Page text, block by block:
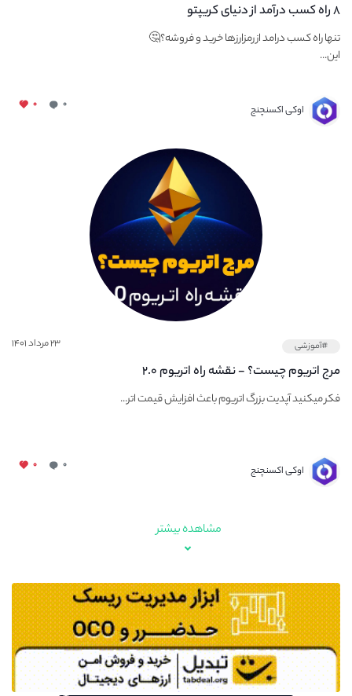
۸ راه کسب درآمد از دنیای کریپتو
تنها راه کسب درامد از رمزارزها خرید و فروشه؟🤔
این...
اوکی اکسنچنج ۰ ۰
#آموزشی ۲۳ مرداد ۱۴۰۱
مرج اتریوم چیست؟ - نقشه راه اتریوم ۲.۰
فکر میکنید آپدیت بزرگ اتریوم باعث افزایش قیمت اتر...
اوکی اکسنچنج ۰ ۰
مشاهده بیشتر